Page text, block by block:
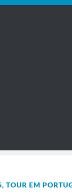
, TOUR EM